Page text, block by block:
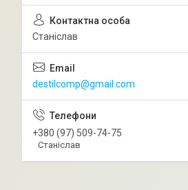
Станіслав
destilcomp@gmail.com
+380 (97) 509-74-75
Станіслав